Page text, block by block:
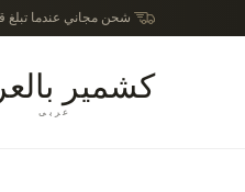
شحن مجاني عندما تبلغ قيمة مشترياتك 400$ - التسليم في غضون 7 أيام
كشمير
عربى